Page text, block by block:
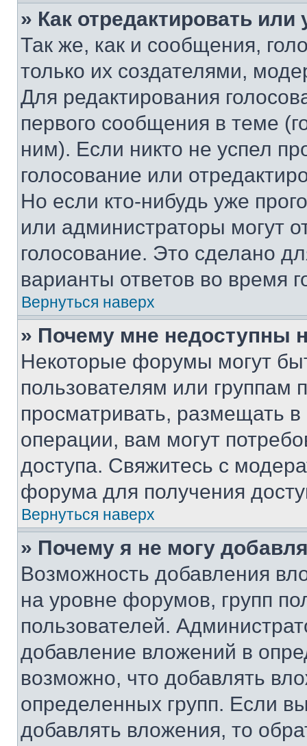
» Как отредактировать
Так же, как и сообщения,
только их создателями,
Для редактирования
первого сообщения в теме
ним). Если никто не успел
голосование или
Но если кто-нибудь уже
или администраторы могут
голосование. Это сделано
варианты ответов во время
Вернуться наверх
» Почему мне недоступны
Некоторые форумы могут
пользователям или группам
просматривать, размещать
операции, вам могут
доступа. Свяжитесь с
форума для получения
Вернуться наверх
» Почему я не могу
Возможность добавления
на уровне форумов, групп
пользователей.
добавление вложений в
возможно, что добавлять
определенных групп. Если
добавлять вложения, то